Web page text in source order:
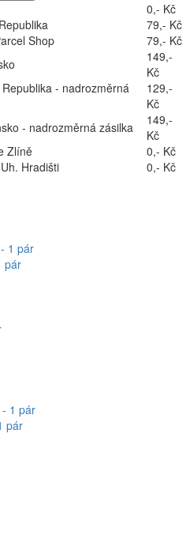
0,- Kč
79,- Kč
Shop
79,- Kč
149,-
Kč
- nadrozměrná
129,-
Kč
- nadrozměrná zásilka
149,-
Kč
Zlíně
0,- Kč
Hradišti
0,- Kč
pár
pár